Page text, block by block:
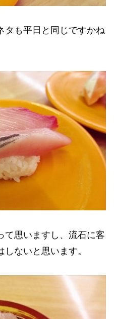
も平日と同じですかね
て思いますし、流石に客
ないと思います。